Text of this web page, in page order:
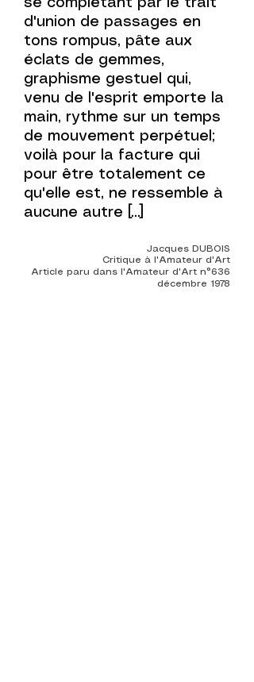
se complétant par le trait
d'union de passages en
tons rompus, pâte aux
éclats de gemmes,
graphisme gestuel qui,
venu de l'esprit emporte la
main, rythme sur un temps
de mouvement perpétuel;
voilà pour la facture qui
pour être totalement ce
qu'elle est, ne ressemble à
aucune autre [...]
Jacques DUBOIS
Critique à l'Amateur d'Art
Article paru dans l'Amateur d'Art n°636
décembre 1978